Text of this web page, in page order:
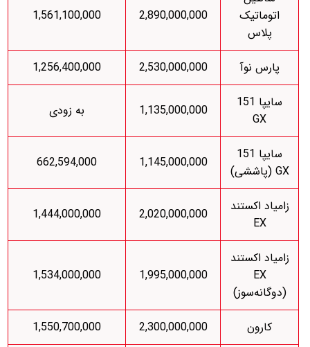
اتوماتیک
پلاس
2,890,000,000
1,561,100,000
پارس نوآ 2,530,000,000
1,256,400,000
سایپا 151
GX
1,135,000,000 به زودی
سایپا 151
GX (پاششی)
1,145,000,000
662,594,000
زامیاد اکستند
EX
2,020,000,000
1,444,000,000
زامیاد اکستند
EX
(دوگانه‌سوز)
1,995,000,000
1,534,000,000
کارون 2,300,000,000
1,550,700,000